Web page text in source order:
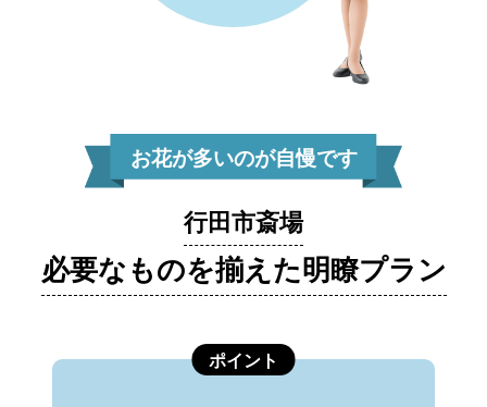
お花が多いのが自慢です
行田市斎場
必要なものを揃えた明瞭プラン
ポイント